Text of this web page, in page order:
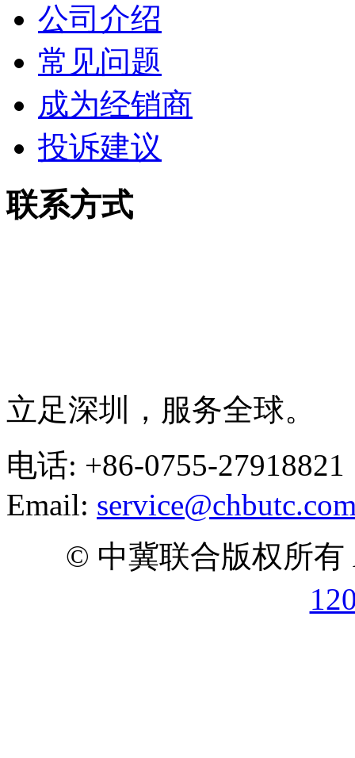
公司介绍
常见问题
成为经销商
投诉建议
联系方式
立足深圳，服务全球。
电话: +86-0755-27918821
Email:
© 中冀联合版权所有